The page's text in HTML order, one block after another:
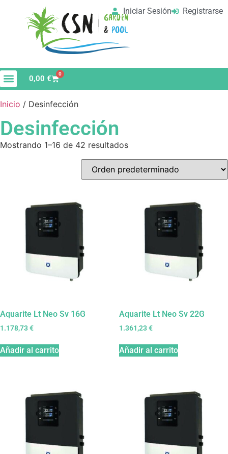
Iniciar Sesión Registrarse
0,00 €
0
Inicio / Desinfección
Desinfección
Mostrando 1–16 de 42 resultados
Aquarite Lt Neo Sv 16G
1.178,73€
Añadir al carrito
Aquarite Lt Neo Sv 22G
1.361,23€
Añadir al carrito